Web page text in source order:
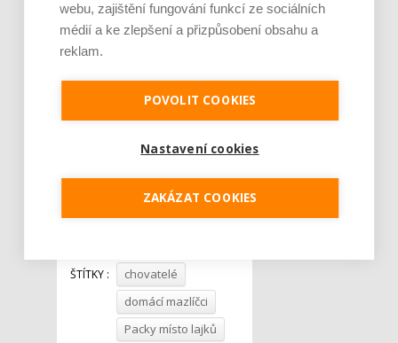
ŠTÍTKY :
chovatelé
domácí mazlíčci
Packy místo lajků
webu, zajištění fungování funkcí ze sociálních
médií a ke zlepšení a přizpůsobení obsahu a
reklam.
POVOLIT COOKIES
Nastavení cookies
ZAKÁZAT COOKIES